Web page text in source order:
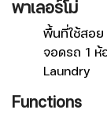
พาเลอร์โม่
พื้นที่ใช้สอย
จอดรถ 1 ห้
Laundry
Functions